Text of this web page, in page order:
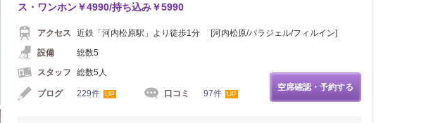
ス・ワンホン￥4990/持ち込み￥5990
アクセス
近鉄「河内松原駅」より徒歩1分 [河内松原/パラジェル/フィルイン]
設備
総数5
スタッフ
総数5人
ブログ 229件 UP 口コミ 97件 UP
空席確認・予約する